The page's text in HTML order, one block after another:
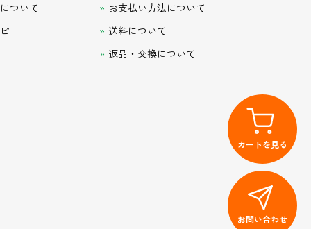
ついて
お支払い方法について
送料について
返品・交換について
カートを見る
お問い合わせ